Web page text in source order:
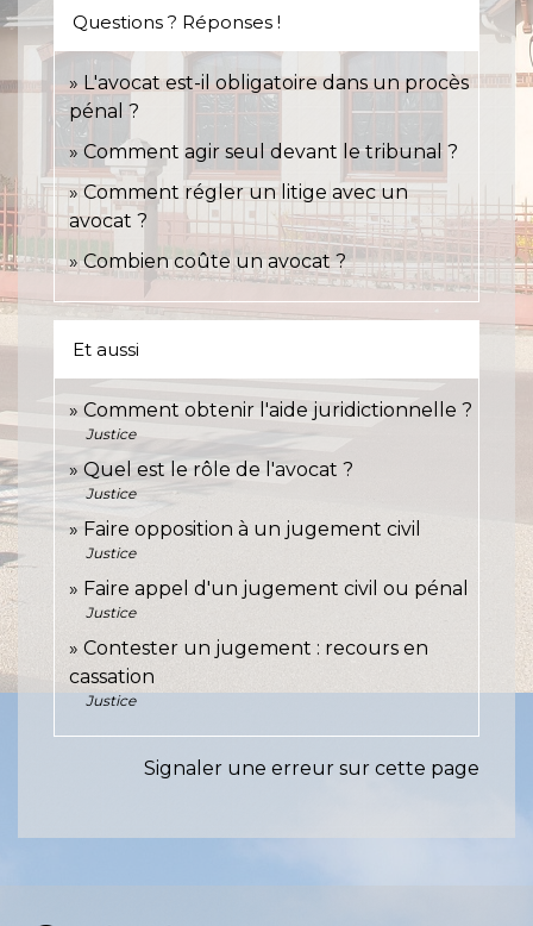
Questions ? Réponses !
L'avocat est-il obligatoire dans un procès
pénal ?
Comment agir seul devant le tribunal ?
Comment régler un litige avec un
avocat ?
Combien coûte un avocat ?
Et aussi
Comment obtenir l'aide juridictionnelle ?
Justice
Quel est le rôle de l'avocat ?
Justice
Faire opposition à un jugement civil
Justice
Faire appel d'un jugement civil ou pénal
Justice
Contester un jugement : recours en
cassation
Justice
Signaler une erreur sur cette page